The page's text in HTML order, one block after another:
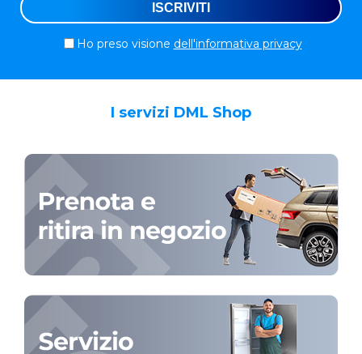
Ho preso visione dell'informativa privacy
I servizi DML Shop